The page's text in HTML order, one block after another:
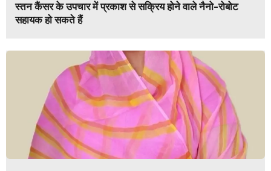
स्तन कैंसर के उपचार में प्रकाश से सक्रिय होने वाले नैनो-रोबोट
सहायक हो सकते हैं